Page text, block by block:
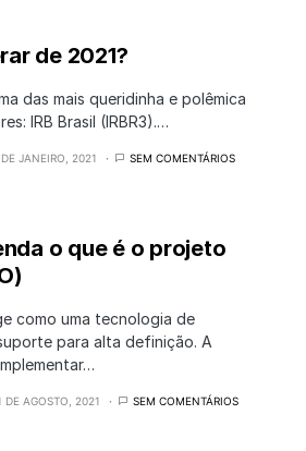
de 2021?
das mais queridinha e polêmica
IRB Brasil (IRBR3).…
JANEIRO, 2021 SEM COMENTÁRIOS
o que é o projeto
como uma tecnologia de
para alta definição. A
DE AGOSTO, 2021 SEM COMENTÁRIOS